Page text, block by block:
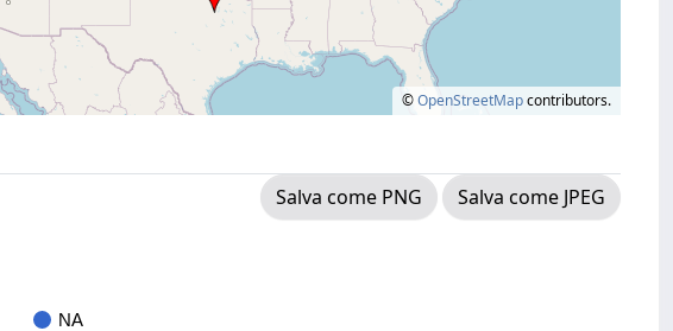
©OpenStreetMapcontributors.
Salva come PNG
Salva come JPEG
NA